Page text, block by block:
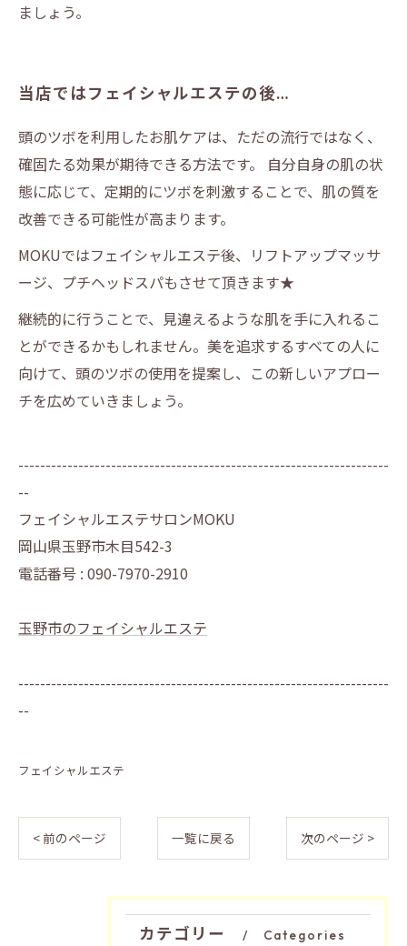
ましょう。
当店ではフェイシャルエステの後…
頭のツボを利用したお肌ケアは、ただの流行ではなく、
確固たる効果が期待できる方法です。 自分自身の肌の状
態に応じて、定期的にツボを刺激することで、肌の質を
改善できる可能性が高まります。
MOKUではフェイシャルエステ後、リフトアップマッサ
ージ、プチヘッドスパもさせて頂きます★
継続的に行うことで、見違えるような肌を手に入れるこ
とができるかもしれません。美を追求するすべての人に
向けて、頭のツボの使用を提案し、この新しいアプロー
チを広めていきましょう。
--------------------------------------------------------------------
--
フェイシャルエステサロンMOKU
岡山県玉野市木目542-3
電話番号 : 090-7970-2910
玉野市のフェイシャルエステ
--------------------------------------------------------------------
--
フェイシャルエステ
< 前のページ 一覧に戻る 次のページ >
カテゴリー Categories